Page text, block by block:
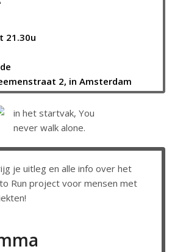
21.30u
2, in Amsterdam
je uitleg en alle info over het
Run project voor mensen met